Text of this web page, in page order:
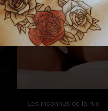
Les inconnus de la rue